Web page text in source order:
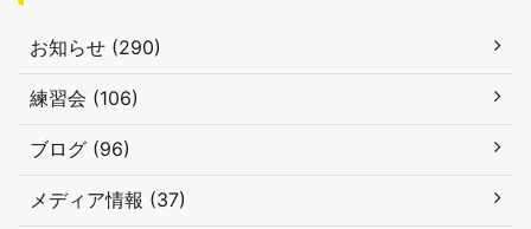
お知らせ (290)
練習会 (106)
ブログ (96)
メディア情報 (37)